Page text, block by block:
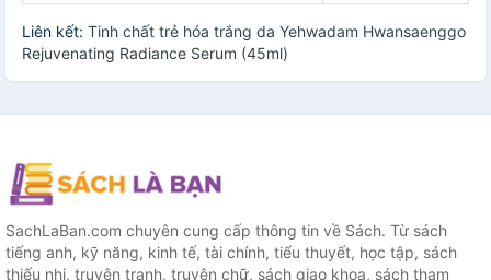
Liên kết: Tinh chất trẻ hóa trắng da Yehwadam Hwansaenggo
Rejuvenating Radiance Serum (45ml)
SachLaBan.com chuyên cung cấp thông tin về Sách. Từ sách
tiếng anh, kỹ năng, kinh tế, tài chính, tiểu thuyết, học tập, sách
thiếu nhi, truyện tranh, truyện chữ, sách giao khoa, sách tham